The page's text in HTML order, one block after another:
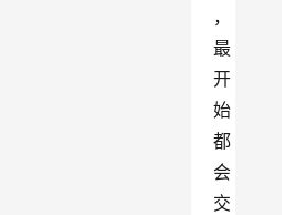
，
最
开
始
都
会
交